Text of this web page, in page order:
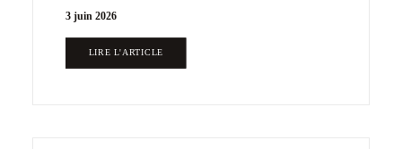
3 juin 2026
LIRE L'ARTICLE